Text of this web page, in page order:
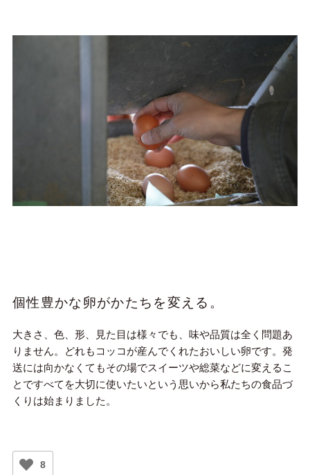
個性豊かな卵がかたちを変える。
大きさ、色、形、見た目は様々でも、味や品質は全く問題あ
りません。どれもコッコが産んでくれたおいしい卵です。発
送には向かなくてもその場でスイーツや総菜などに変えるこ
とですべてを大切に使いたいという思いから私たちの食品づ
くりは始まりました。
8